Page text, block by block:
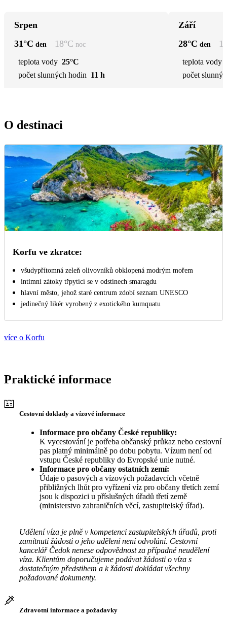
Srpen
31°C den 18°C noc
teplota vody 25°C
počet slunných hodin 11 h
Září
28°C den
teplota vody
počet
O destinaci
Korfu ve zkratce:
všudypřítomná zeleň olivovníků obklopená modrým mořem
intimní zátoky třpytící se v odstínech smaragdu
hlavní město, jehož staré centrum zdobí seznam UNESCO
jedinečný likér vyrobený z exotického kumquatu
více o Korfu
Praktické informace
Cestovní doklady a vízové informace
Informace pro občany České republiky:
K vycestování je potřeba občanský průkaz nebo cestovní
pas platný minimálně po dobu pobytu. Vízum není od
vstupu České republiky do Evropské unie nutné.
Informace pro občany ostatních zemí:
Údaje o pasových a vízových požadavcích včetně
přibližných lhůt pro vyřízení víz pro občany třetích zemí
jsou k dispozici u příslušných úřadů třetí země
(ministerstvo zahraničních věcí, zastupitelský úřad).
Udělení víza je plně v kompetenci zastupitelských úřadů, proti
zamítnutí žádosti o jeho udělení není odvolání. Cestovní
kancelář Čedok nenese odpovědnost za případné neudělení
víza. Klientům doporučujeme podávat žádosti o víza s
dostatečným předstihem a k žádosti dokládat všechny
požadované dokumenty.
Zdravotní informace a požadavky